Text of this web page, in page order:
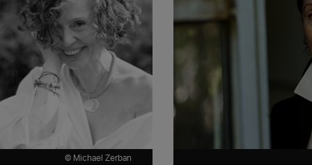
© Michael Zerban